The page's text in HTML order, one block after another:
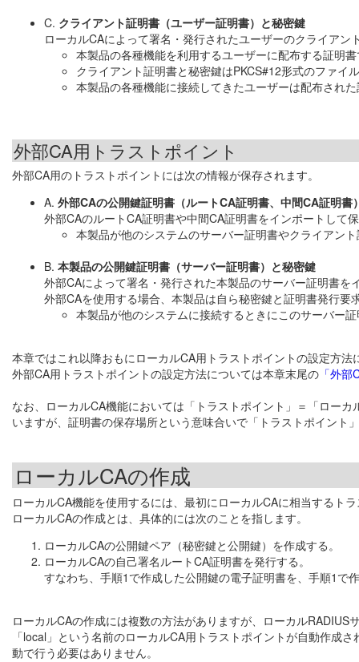
C. クライアント証明書（ユーザー証明書）と秘密鍵
ローカルCAによって署名・発行されたユーザーのクライア
本製品の各種機能を利用するユーザーに配布する証明
クライアント証明書と秘密鍵はPKCS#12形式のファイ
本製品の各種機能に接続してきたユーザーは配布され
外部CA用トラストポイント
外部CA用のトラストポイントには次の情報が保存されます。
A. 外部CAの公開鍵証明書（ルートCA証明書、中間CA証明書
外部CAのルートCA証明書や中間CA証明書をインポートして
本製品が他のシステムのサーバー証明書やクライアン
B. 本製品の公開鍵証明書（サーバー証明書）と秘密鍵
外部CAによって署名・発行された本製品のサーバー証明書を
外部CAを使用する場合、本製品は自ら秘密鍵と証明書発行
本製品が他のシステムに接続するときにこのサーバー
本章ではこれ以降おもにローカルCA用トラストポイントの設定方法
外部CA用トラストポイントの設定方法については本章末尾の 「外
なお、ローカルCA機能においては「トラストポイント」＝「ロー
いますが、証明書の保存場所という意味合いで「トラストポイン
ローカルCAの作成
ローカルCA機能を使用するには、最初にローカルCAに相当するト
ローカルCAの作成とは、具体的には次のことを指します。
ローカルCAの公開鍵ペア（秘密鍵と公開鍵）を作成する。
ローカルCAの自己署名ルートCA証明書を発行する。
すなわち、手順1で作成した公開鍵の電子証明書を、手順1で
ローカルCAの作成には複数の方法がありますが、ローカルRADIUS
「local」という名前のローカルCA用トラストポイントが自動作成
動で行う必要はありません。